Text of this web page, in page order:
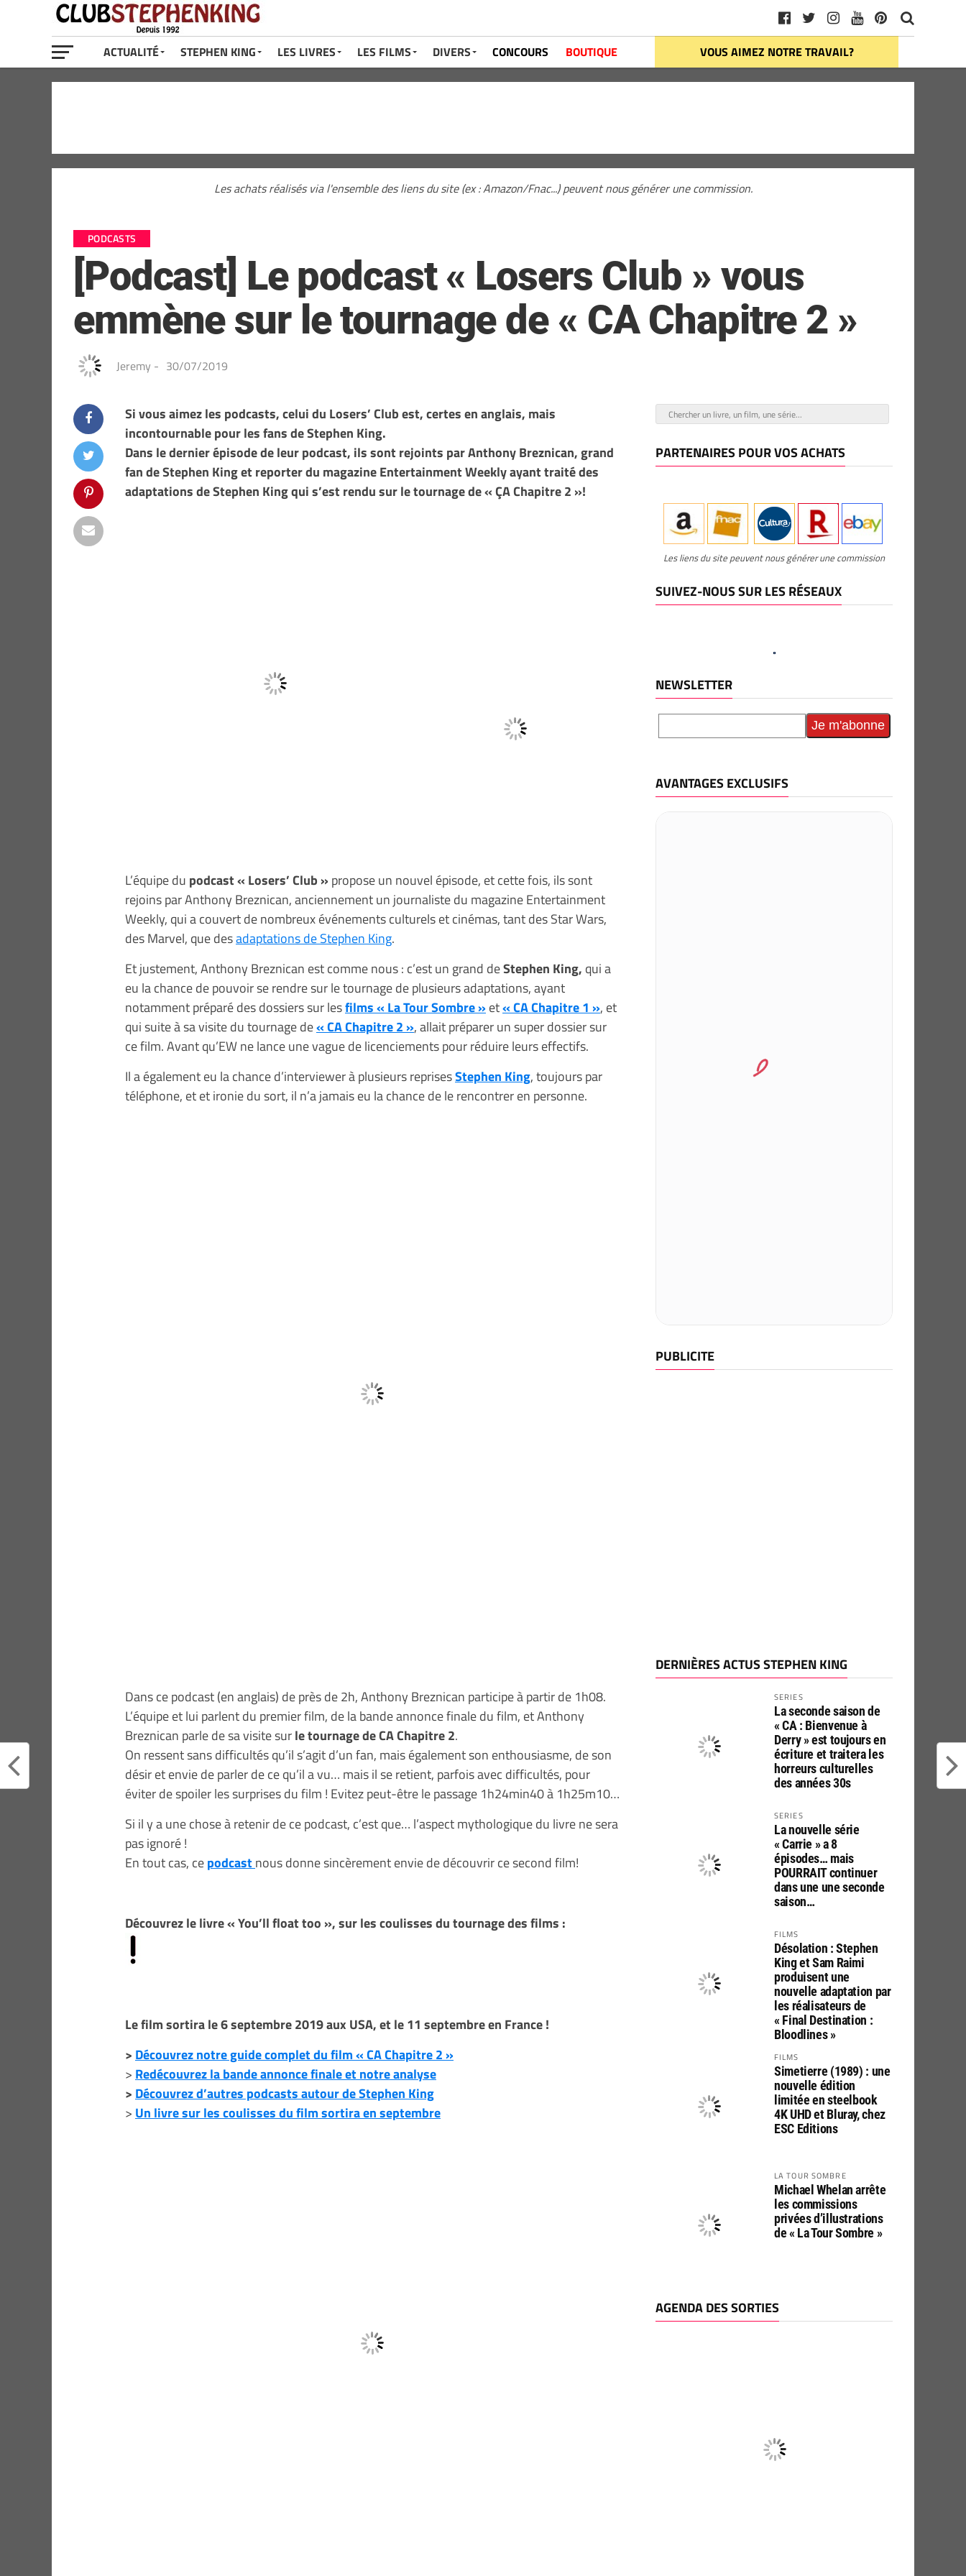
ACTUALITÉ STEPHEN KING LES LIVRES LES FILMS DIVERS CONCOURS BOUTIQUE VOUS AIMEZ NOTRE TRAVAIL?
Les achats réalisés via l'ensemble des liens du site (ex : Amazon/Fnac...) peuvent nous générer une commission.
PODCASTS
[Podcast] Le podcast « Losers Club » vous
emmène sur le tournage de « CA Chapitre 2 »
Jeremy - 30/07/2019
Si vous aimez les podcasts, celui du Losers’ Club est, certes en anglais, mais
incontournable pour les fans de Stephen King.
Dans le dernier épisode de leur podcast, ils sont rejoints par Anthony Breznican, grand
fan de Stephen King et reporter du magazine Entertainment Weekly ayant traité des
adaptations de Stephen King qui s’est rendu sur le tournage de « ÇA Chapitre 2 »!
L’équipe du podcast « Losers’ Club » propose un nouvel épisode, et cette fois, ils sont
rejoins par Anthony Breznican, anciennement un journaliste du magazine Entertainment
Weekly, qui a couvert de nombreux événements culturels et cinémas, tant des Star Wars,
des Marvel, que desadaptations de Stephen King.
Et justement, Anthony Breznican est comme nous : c’est un grand deStephen King, qui a
eu la chance de pouvoir se rendre sur le tournage de plusieurs adaptations, ayant
notamment préparé des dossiers sur lesfilms « La Tour Sombre »et« CA Chapitre 1 », et
qui suite à sa visite du tournage de« CA Chapitre 2 », allait préparer un super dossier sur
ce film. Avant qu’EW ne lance une vague de licenciements pour réduire leurs effectifs.
Il a également eu la chance d’interviewer à plusieurs reprisesStephen King, toujours par
téléphone, et et ironie du sort, il n’a jamais eu la chance de le rencontrer en personne.
Dans ce podcast (en anglais) de près de 2h, Anthony Breznican participe à partir de 1h08.
L’équipe et lui parlent du premier film, de la bande annonce finale du film, et Anthony
Breznican parle de sa visite surle tournage de CA Chapitre 2.
On ressent sans difficultés qu’il s’agit d’un fan, mais également son enthousiasme, de son
désir et envie de parler de ce qu’il a vu… mais il se retient, parfois avec difficultés, pour
éviter de spoiler les surprises du film ! Evitez peut-être le passage 1h24min40 à 1h25m10…
Si il y a une chose à retenir de ce podcast, c’est que… l’aspect mythologique du livre ne sera
pas ignoré !
En tout cas, cepodcastnous donne sincèrement envie de découvrir ce second film!
Découvrez le livre « You’ll float too », sur les coulisses du tournage des films :
Le film sortira le 6 septembre 2019 aux USA, et le 11 septembre en France !
> Découvrez notre guide complet du film « CA Chapitre 2 »
> Redécouvrez la bande annonce finale et notre analyse
> Découvrez d’autres podcasts autour de Stephen King
> Un livre sur les coulisses du film sortira en septembre
PARTENAIRES POUR VOS ACHATS
Les liens du site peuvent nous générer une commission
SUIVEZ-NOUS SUR LES RÉSEAUX
NEWSLETTER
AVANTAGES EXCLUSIFS
PUBLICITE
DERNIÈRES ACTUS STEPHEN KING
SERIES
La seconde saison de
« CA : Bienvenue à
Derry » est toujours en
écriture et traitera les
horreurs culturelles
des années 30s
SERIES
La nouvelle série
« Carrie » a 8
épisodes… mais
POURRAIT continuer
dans une une seconde
saison…
FILMS
Désolation : Stephen
King et Sam Raimi
produisent une
nouvelle adaptation par
les réalisateurs de
« Final Destination :
Bloodlines »
FILMS
Simetierre (1989) : une
nouvelle édition
limitée en steelbook
4K UHD et Bluray, chez
ESC Editions
LA TOUR SOMBRE
Michael Whelan arrête
les commissions
privées d’illustrations
de « La Tour Sombre »
AGENDA DES SORTIES